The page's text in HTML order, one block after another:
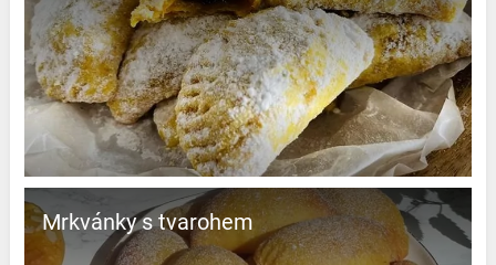
Mrkvánky s tvarohem